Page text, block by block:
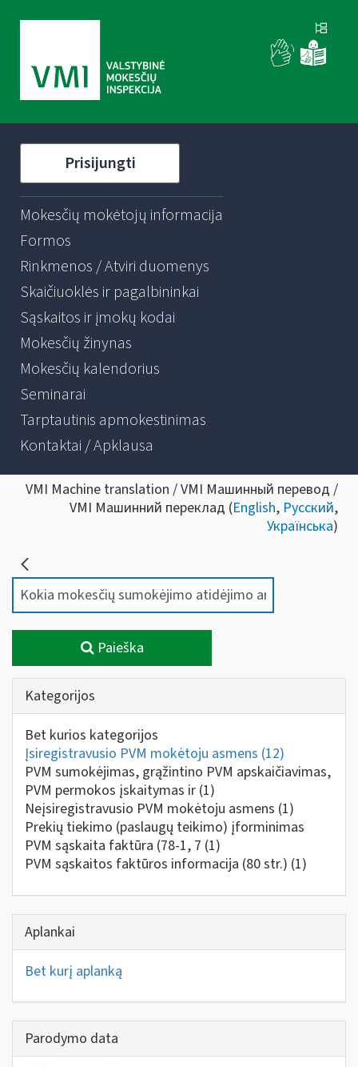
Prisijungti
Mokesčių mokėtojų informacija
Formos
Rinkmenos / Atviri duomenys
Skaičiuoklės ir pagalbininkai
Sąskaitos ir įmokų kodai
Mokesčių žinynas
Mokesčių kalendorius
Seminarai
Tarptautinis apmokestinimas
Kontaktai / Apklausa
VMI Machine translation / VMI Машинный перевод /
VMI Машинний переклад (English, Русский,
Українська)
Paieška
Kategorijos
Bet kurios kategorijos
Įsiregistravusio PVM mokėtoju asmens (12)
PVM sumokėjimas, grąžintino PVM apskaičiavimas,
PVM permokos įskaitymas ir (1)
Neįsiregistravusio PVM mokėtoju asmens (1)
Prekių tiekimo (paslaugų teikimo) įforminimas
PVM sąskaita faktūra (78-1, 7 (1)
PVM sąskaitos faktūros informacija (80 str.) (1)
Aplankai
Bet kurį aplanką
Parodymo data